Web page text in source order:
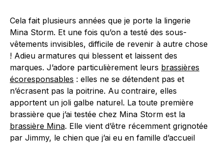
Cela fait plusieurs années que je porte la lingerie
Mina Storm. Et une fois qu’on a testé des sous-
vêtements invisibles, difficile de revenir à autre chose
! Adieu armatures qui blessent et laissent des
marques. J’adore particulièrement leurs brassières
écoresponsables : elles ne se détendent pas et
n’écrasent pas la poitrine. Au contraire, elles
apportent un joli galbe naturel. La toute première
brassière que j’ai testée chez Mina Storm est la
brassière Mina. Elle vient d’être récemment grignotée
par Jimmy, le chien que j’ai eu en famille d’accueil